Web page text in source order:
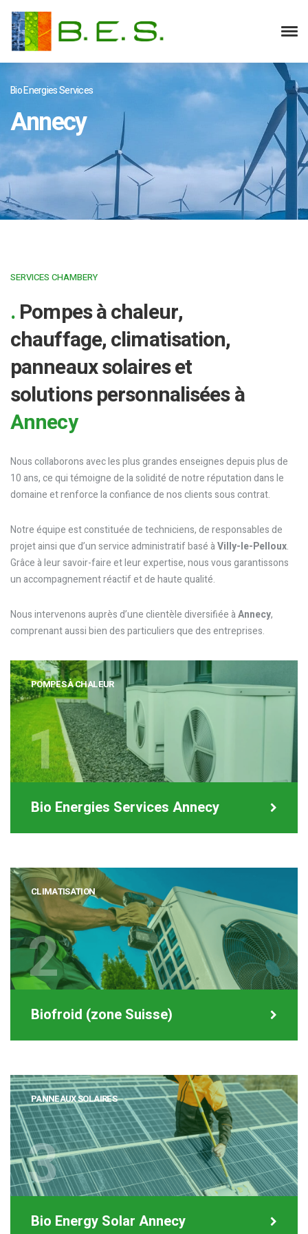
Bio Energies Services
Annecy
SERVICES CHAMBERY
.Pompes à chaleur,
chauffage, climatisation,
panneaux solaires et
solutions personnalisées à
Annecy
Nous collaborons avec les plus grandes enseignes depuis plus de
10 ans, ce qui témoigne de la solidité de notre réputation dans le
domaine et renforce la confiance de nos clients sous contrat.
Notre équipe est constituée de techniciens, de responsables de
projet ainsi que d’un service administratif basé àVilly-le-Pelloux.
Grâce à leur savoir-faire et leur expertise, nous vous garantissons
un accompagnement réactif et de haute qualité.
Nous intervenons auprès d’une clientèle diversifiée àAnnecy,
comprenant aussi bien des particuliers que des entreprises.
POMPES À CHALEUR
1
Bio Energies Services Annecy
CLIMATISATION
2
Biofroid (zone Suisse)
PANNEAUX SOLAIRES
3
Bio Energy Solar Annecy